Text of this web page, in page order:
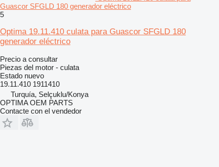
Guascor SFGLD 180 generador eléctrico
5
Optima 19.11.410 culata para Guascor SFGLD 180
generador eléctrico
Precio a consultar
Piezas del motor - culata
Estado nuevo
19.11.410 1911410
Turquía, Selçuklu/Konya
OPTIMA OEM PARTS
Contacte con el vendedor